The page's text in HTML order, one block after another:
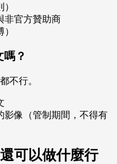
非官方贊助商
？
不行。
影像（管制期間，不得有
可以做什麼行